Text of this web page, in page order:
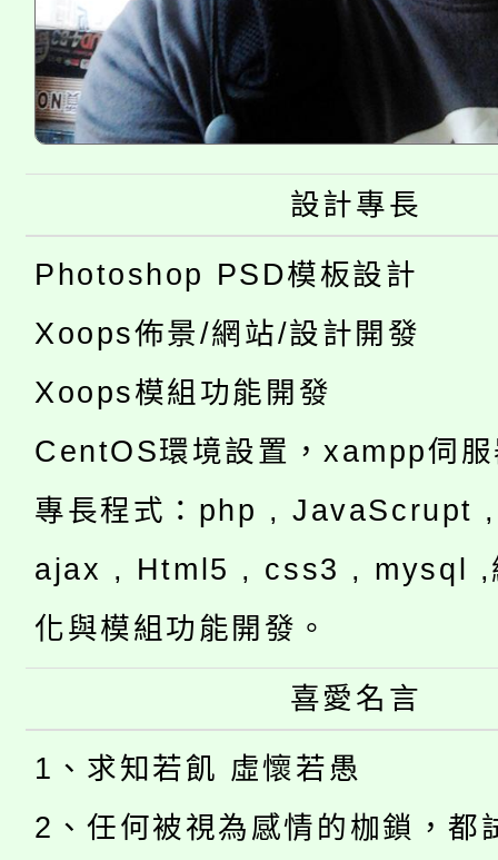
設計專長
Photoshop PSD模板設計
Xoops佈景/網站/設計開發
Xoops模組功能開發
CentOS環境設置，xampp伺
專長程式：php , JavaScrupt
ajax , Html5 , css3 , mysql ,
化與模組功能開發。
喜愛名言
1、求知若飢 虛懷若愚
2、任何被視為感情的枷鎖，都